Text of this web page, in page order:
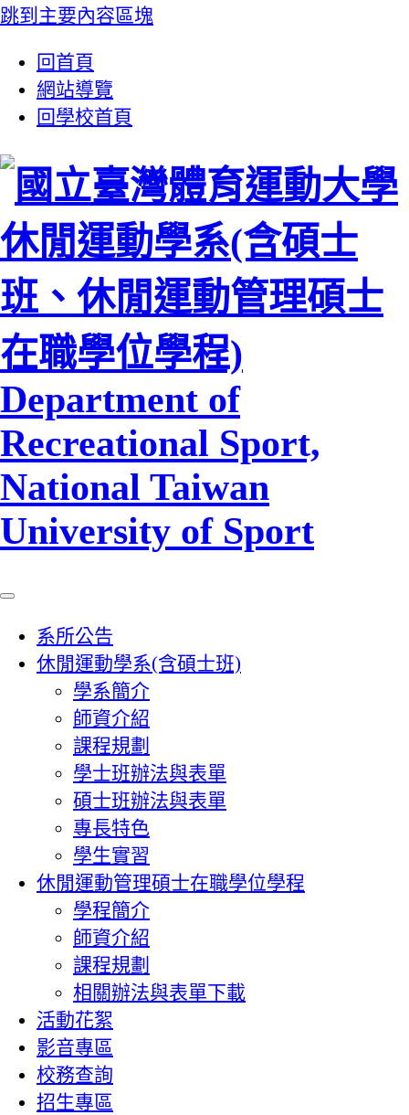
跳到主要內容區塊
回首頁
網站導覽
回學校首頁
休閒運動學系(含碩士
班、休閒運動管理碩士
在職學位學程)
Department of
Recreational Sport,
National Taiwan
University of Sport
系所公告
休閒運動學系(含碩士班)
學系簡介
師資介紹
課程規劃
學士班辦法與表單
碩士班辦法與表單
專長特色
學生實習
休閒運動管理碩士在職學位學程
學程簡介
師資介紹
課程規劃
相關辦法與表單下載
活動花絮
影音專區
校務查詢
招生專區